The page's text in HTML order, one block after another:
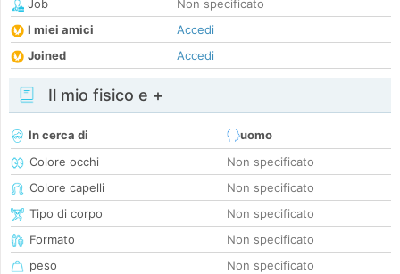
Job
Non specificato
I miei amici
Accedi
Joined
Accedi
Il mio fisico e +
In cerca di
uomo
Colore occhi
Non specificato
Colore capelli
Non specificato
Tipo di corpo
Non specificato
Formato
Non specificato
peso
Non specificato